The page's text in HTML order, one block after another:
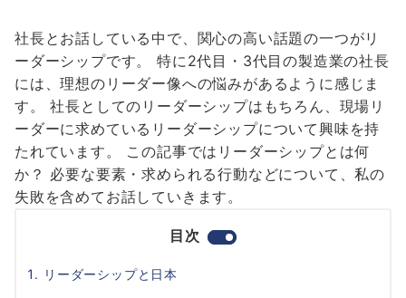
社長とお話している中で、関心の高い話題の一つがリ
ーダーシップです。 特に2代目・3代目の製造業の社長
には、理想のリーダー像への悩みがあるように感じま
す。 社長としてのリーダーシップはもちろん、現場リ
ーダーに求めているリーダーシップについて興味を持
たれています。 この記事ではリーダーシップとは何
か？ 必要な要素・求められる行動などについて、私の
失敗を含めてお話していきます。
目次
リーダーシップと日本